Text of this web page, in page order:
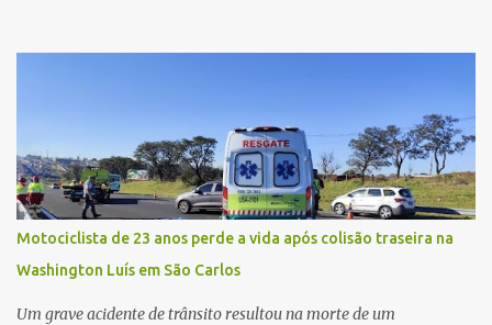
permaneceu com a chave de ignição e se ausentou do local por
cerca de dez minutos para buscar ajuda. Ao retornar, constatou
que o automóvel havia desaparecido. A vítima realizou buscas
pelas imediações, mas não conseguiu localizar o veículo.
Conforme o boletim, um menino de aproximadamente 10 anos
relatou ter visto a Spin passando pelo local fazendo um forte ruído,
característica compatível com o problema mecânico que o veículo
já apresentava antes do furto. O carro possui seguro e, segundo a
Motociclista de 23 anos perde a vida após colisão traseira na
Washington Luís em São Carlos
Um grave acidente de trânsito resultou na morte de um